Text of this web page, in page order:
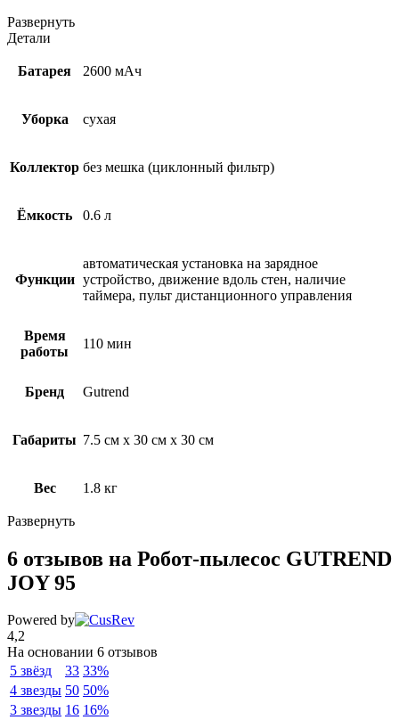
Развернуть
Детали
Батарея 2600 мАч
Уборка сухая
Коллектор без мешка (циклонный фильтр)
Ёмкость 0.6 л
Функции
автоматическая установка на зарядное
устройство, движение вдоль стен, наличие
таймера, пульт дистанционного управления
Время
работы
110 мин
Бренд Gutrend
Габариты 7.5 см х 30 см х 30 см
Вес 1.8 кг
Развернуть
6 отзывов на Робот-пылесос GUTREND
JOY 95
Powered by
4,2
На основании 6 отзывов
5 звёзд
33 33%
4 звезды 50 50%
3 звезды 16 16%